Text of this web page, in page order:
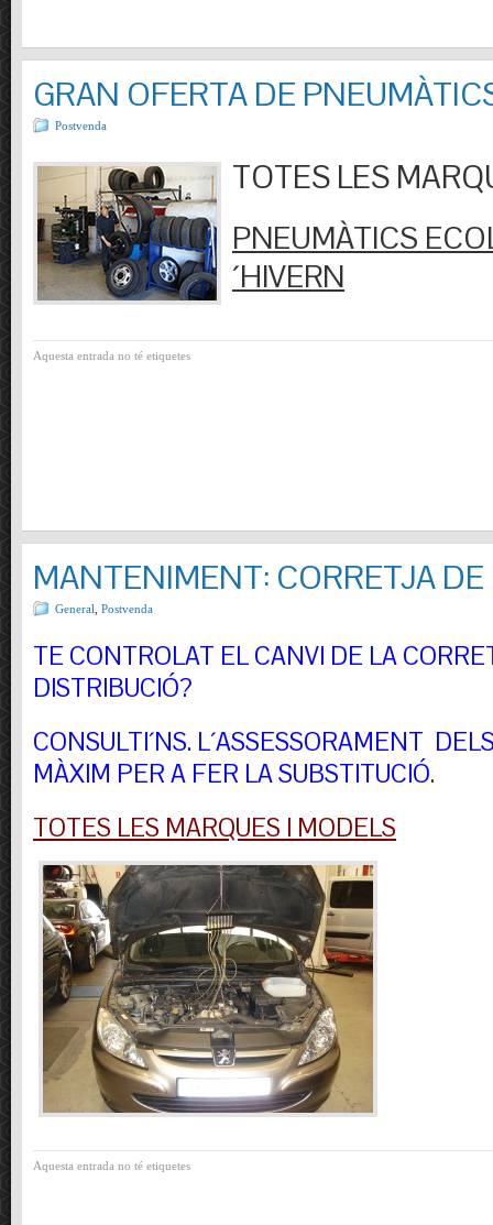
GRAN OFERTA DE
Postvenda
TOTES LES
PNEUMÀTICS
´HIVERN
Aquesta entrada no té etiquetes
MANTENIMENT: CORRETJA
General Postvenda
TE CONTROLAT EL CANVI DE LA
DISTRIBUCIÓ?
CONSULTI´NS. L´ASSESSORAMENT
MÀXIM PER A FER LA SUBSTITUCIÓ.
TOTES LES MARQUES I MODELS
Aquesta entrada no té etiquetes